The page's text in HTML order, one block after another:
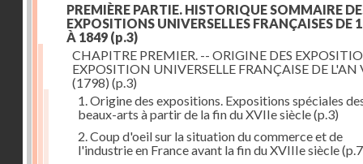
PREMIÈRE PARTIE. HISTORIQUE SOMMAIRE
EXPOSITIONS UNIVERSELLES FRANÇAISES DE
À 1849 (p.3)
CHAPITRE PREMIER. -- ORIGINE DES
EXPOSITION UNIVERSELLE FRANÇAISE DE L'AN
(1798) (p.3)
1. Origine des expositions. Expositions spéciales
beaux-arts à partir de la fin du XVIIe siècle(p.3)
2. Coup d'oeil sur la situation du commerce et de
l'industrie en France avant la fin du XVIIIe siècle